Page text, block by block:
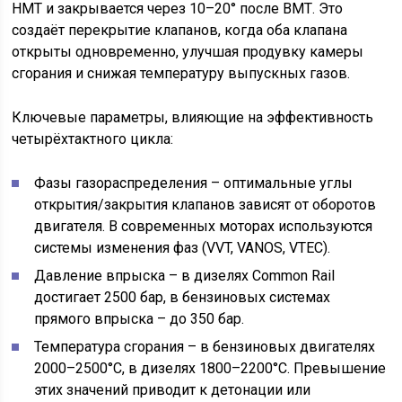
НМТ и закрывается через 10–20° после ВМТ. Это
создаёт перекрытие клапанов, когда оба клапана
открыты одновременно, улучшая продувку камеры
сгорания и снижая температуру выпускных газов.
Ключевые параметры, влияющие на эффективность
четырёхтактного цикла:
Фазы газораспределения – оптимальные углы
открытия/закрытия клапанов зависят от оборотов
двигателя. В современных моторах используются
системы изменения фаз (VVT, VANOS, VTEC).
Давление впрыска – в дизелях Common Rail
достигает 2500 бар, в бензиновых системах
прямого впрыска – до 350 бар.
Температура сгорания – в бензиновых двигателях
2000–2500°C, в дизелях 1800–2200°C. Превышение
этих значений приводит к детонации или